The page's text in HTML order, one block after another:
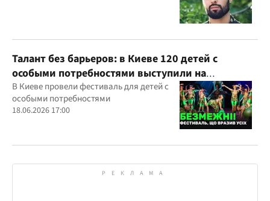
Талант без барьеров: в Киеве 120 детей с
особыми потребностями выступили на
всеукраинском фестивале
В Киеве провели фестиваль для детей с
особыми потребностями
18.06.2026 17:00